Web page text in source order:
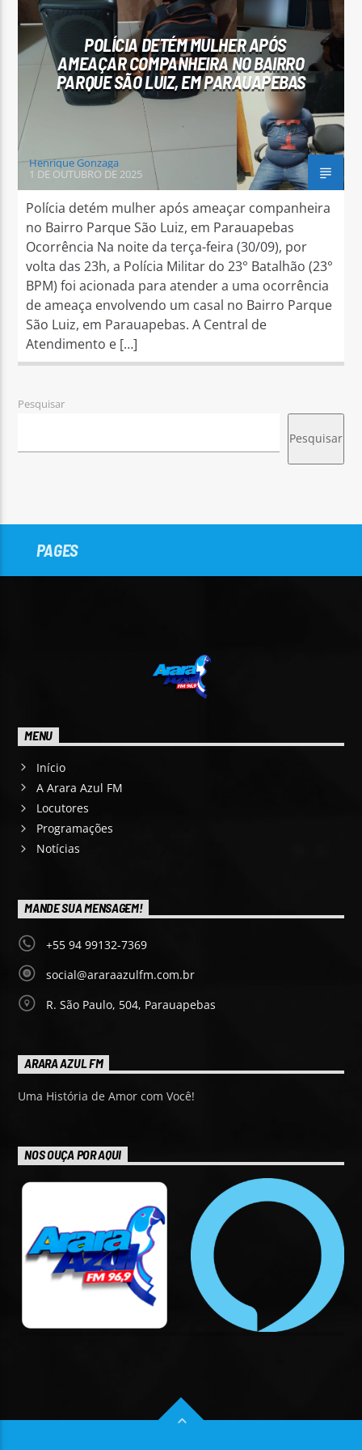
Arara Azul FM
POLÍCIA DETÉM MULHER APÓS
AMEAÇAR COMPANHEIRA NO BAIRRO
PARQUE SÃO LUIZ, EM PARAUAPEBAS
Henrique Gonzaga
1 DE OUTUBRO DE 2025
Polícia detém mulher após ameaçar companheira
no Bairro Parque São Luiz, em Parauapebas
Ocorrência Na noite da terça-feira (30/09), por
volta das 23h, a Polícia Militar do 23° Batalhão (23°
BPM) foi acionada para atender a uma ocorrência
de ameaça envolvendo um casal no Bairro Parque
São Luiz, em Parauapebas. A Central de
Atendimento e […]
Pesquisar
Pesquisar
PAGES
MENU
Início
A Arara Azul FM
Locutores
Programações
Notícias
MANDE SUA MENSAGEM!
+55 94 99132-7369
social@araraazulfm.com.br
R. São Paulo, 504, Parauapebas
ARARA AZUL FM
Uma História de Amor com Você!
NOS OUÇA POR AQUI